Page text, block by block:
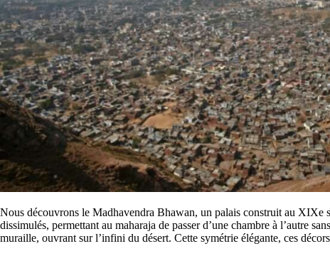
Nous découvrons le Madhavendra Bhawan, un palais construit au XIXe
dissimulés, permettant au maharaja de passer d’une chambre à l’autre
muraille, ouvrant sur l’infini du désert. Cette symétrie élégante, ces